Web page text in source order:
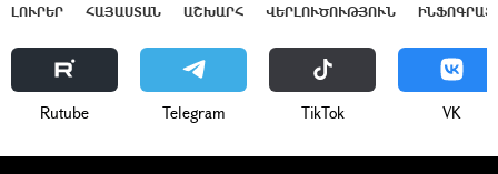
ԼՈՒՐԵՐ ՀԱՅԱՍՏԱՆ ԱՇԽԱՐՀ ՎԵՐԼՈՒԾՈՒԹՅՈՒՆ
Rutube Telegram ТikТоk VK